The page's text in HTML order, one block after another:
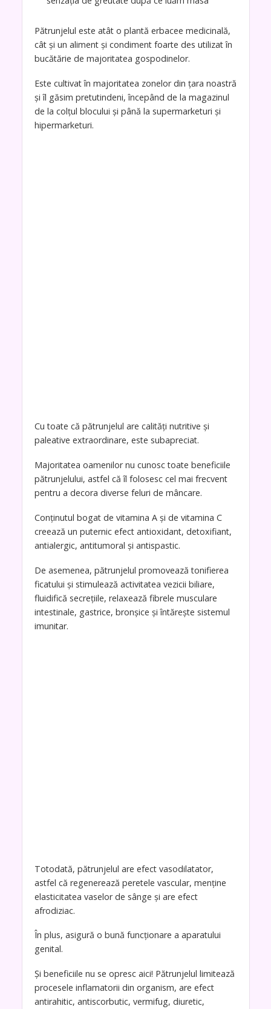
Pătrunjelul este atât o plantă erbacee medicinală,
cât și un aliment și condiment foarte des utilizat în
bucătărie de majoritatea gospodinelor.
Este cultivat în majoritatea zonelor din țara noastră
și îl găsim pretutindeni, începând de la magazinul
de la colțul blocului și până la supermarketuri și
hipermarketuri.
Cu toate că pătrunjelul are calități nutritive și
paleative extraordinare, este subapreciat.
Majoritatea oamenilor nu cunosc toate beneficiile
pătrunjelului, astfel că îl folosesc cel mai frecvent
pentru a decora diverse feluri de mâncare.
Conținutul bogat de vitamina A și de vitamina C
creează un puternic efect antioxidant, detoxifiant,
antialergic, antitumoral și antispastic.
De asemenea, pătrunjelul promovează tonifierea
ficatului și stimulează activitatea vezicii biliare,
fluidifică secrețiile, relaxează fibrele musculare
intestinale, gastrice, bronșice și întărește sistemul
imunitar.
Totodată, pătrunjelul are efect vasodilatator,
astfel că regenerează peretele vascular, menține
elasticitatea vaselor de sânge și are efect
afrodiziac.
În plus, asigură o bună funcționare a aparatului
genital.
Și beneficiile nu se opresc aici! Pătrunjelul limitează
procesele inflamatorii din organism, are efect
antirahitic, antiscorbutic, vermifug, diuretic,